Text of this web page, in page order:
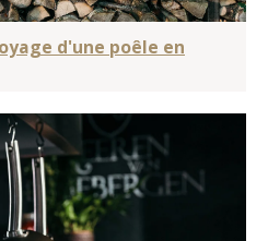
d'une poêle en